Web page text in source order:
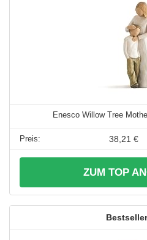
Enesco Willow Tree
38,21 €
ZUM TOP